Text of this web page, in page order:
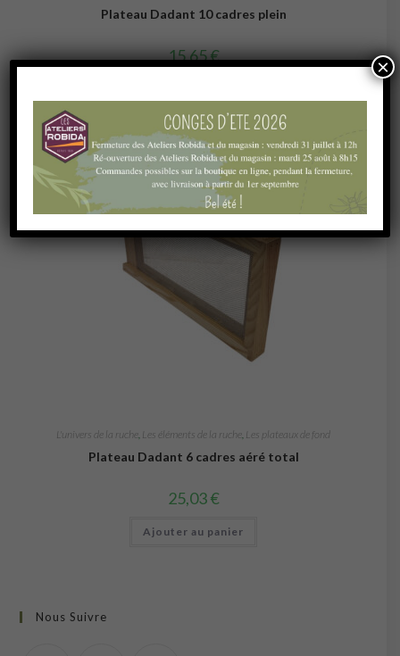
Plateau Dadant 10 cadres plein
15,65€
L'univers de la ruche Les éléments de la ruche Les plateaux de fond
Plateau Dadant 6 cadres aéré total
25,03€
Ajouter au panier
Nous Suivre
×